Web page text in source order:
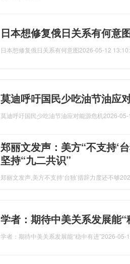
日本想修复俄日关系有何意
日本想修复俄日关系有何意图2026-05-12
莫迪呼吁国民少吃油节油应
莫迪呼吁国民少吃油节油应对能源危机 2026-05-
郑丽文发声：美方“不支持‘
坚持“九二共识”
郑丽文发声,美方不支持‘台独’措辞力度还不够
学者：期待中美关系发展能“
学者：期待中美关系发展能“稳中有进”2026-05-